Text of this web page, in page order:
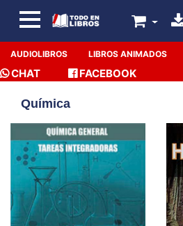
AUDIOLIBROS LIBROS ANIMADOS
CHAT FACEBOOK
Química